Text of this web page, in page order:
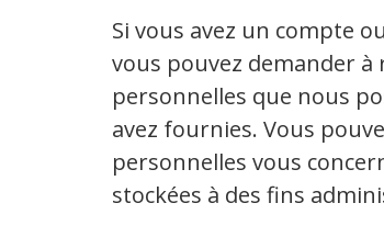
Si vous avez un compte
vous pouvez demander
personnelles que nous
avez fournies. Vous
personnelles vous
stockées à des fins